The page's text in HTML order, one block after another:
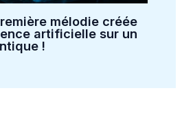
mélodie créée
artificielle sur un
!